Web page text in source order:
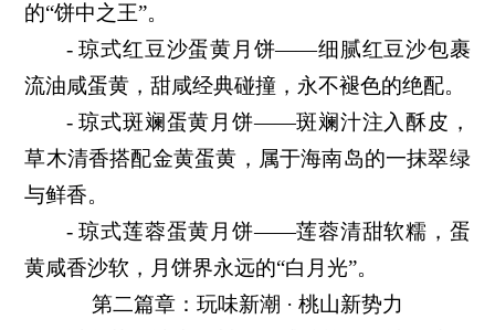
的“饼中之王”。
- 琼式红豆沙蛋黄月饼——细腻红豆沙包裹
流油咸蛋黄，甜咸经典碰撞，永不褪色的绝配。
- 琼式斑斓蛋黄月饼——斑斓汁注入酥皮，
草木清香搭配金黄蛋黄，属于海南岛的一抹翠绿
与鲜香。
- 琼式莲蓉蛋黄月饼——莲蓉清甜软糯，蛋
黄咸香沙软，月饼界永远的“白月光”。
第二篇章：玩味新潮 · 桃山新势力